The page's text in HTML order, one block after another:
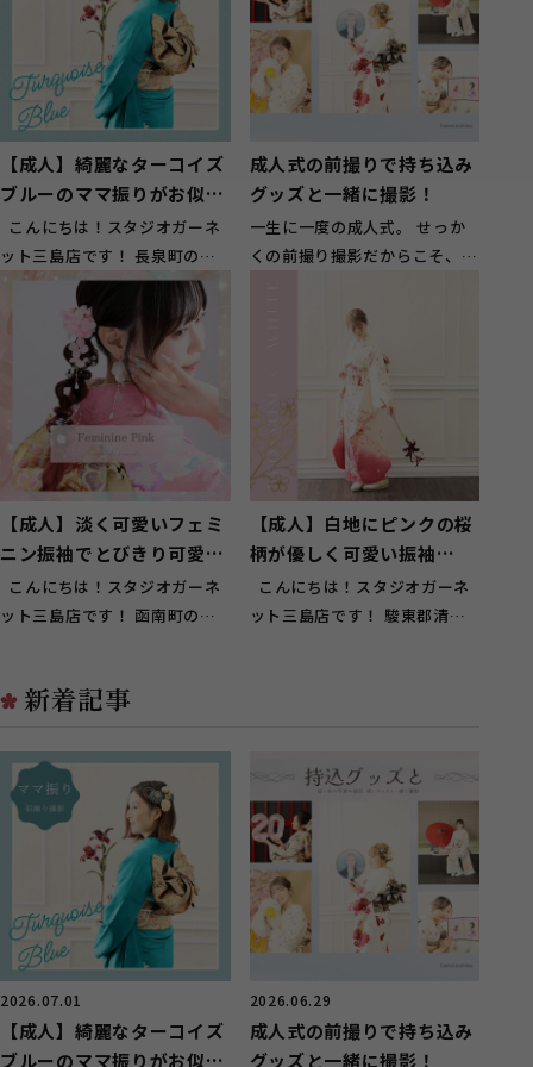
【成人】綺麗なターコイズ
ブルーのママ振りがお似合
いのお嬢様【長泉町】
こんにちは！スタジオガーネ
ット三島店です！ 長泉町のお
客様に多くご来店頂いておりま
成人式の前撮りで持ち込み
グッズと一緒に撮影！
一生に一度の成人式。 せっか
くの前撮り撮影だからこそ、振
【成人】淡く可愛いフェミ
ニン振袖でとびきり可愛
く！【函南町】
こんにちは！スタジオガーネ
ット三島店です！ 函南町のお
【成人】白地にピンクの桜
柄が優しく可愛い振袖
❀【駿東郡清水町】
こんにちは！スタジオガーネ
ット三島店です！ 駿東郡清水
新着記事
2026.07.01
【成人】綺麗なターコイズ
ブルーのママ振りがお似合
2026.06.29
成人式の前撮りで持ち込み
グッズと一緒に撮影！